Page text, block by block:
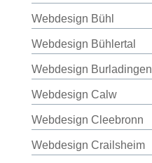
Webdesign Bühl
Webdesign Bühlertal
Webdesign Burladingen
Webdesign Calw
Webdesign Cleebronn
Webdesign Crailsheim